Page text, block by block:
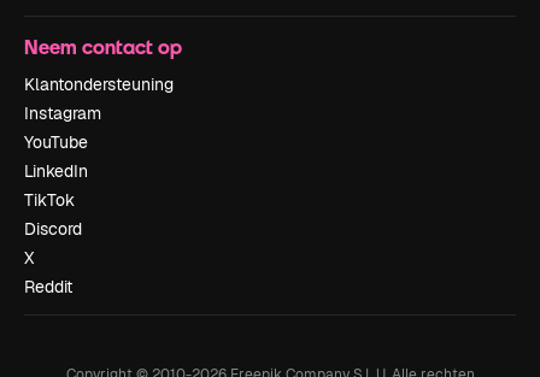
Neem contact op
Klantondersteuning
Instagram
YouTube
LinkedIn
TikTok
Discord
X
Reddit